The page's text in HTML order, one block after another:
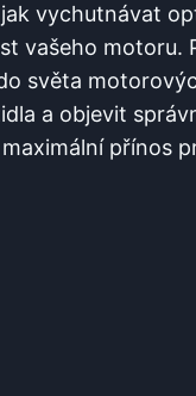
vychutnávat
vašeho motoru.
světa
a objevit
přínos